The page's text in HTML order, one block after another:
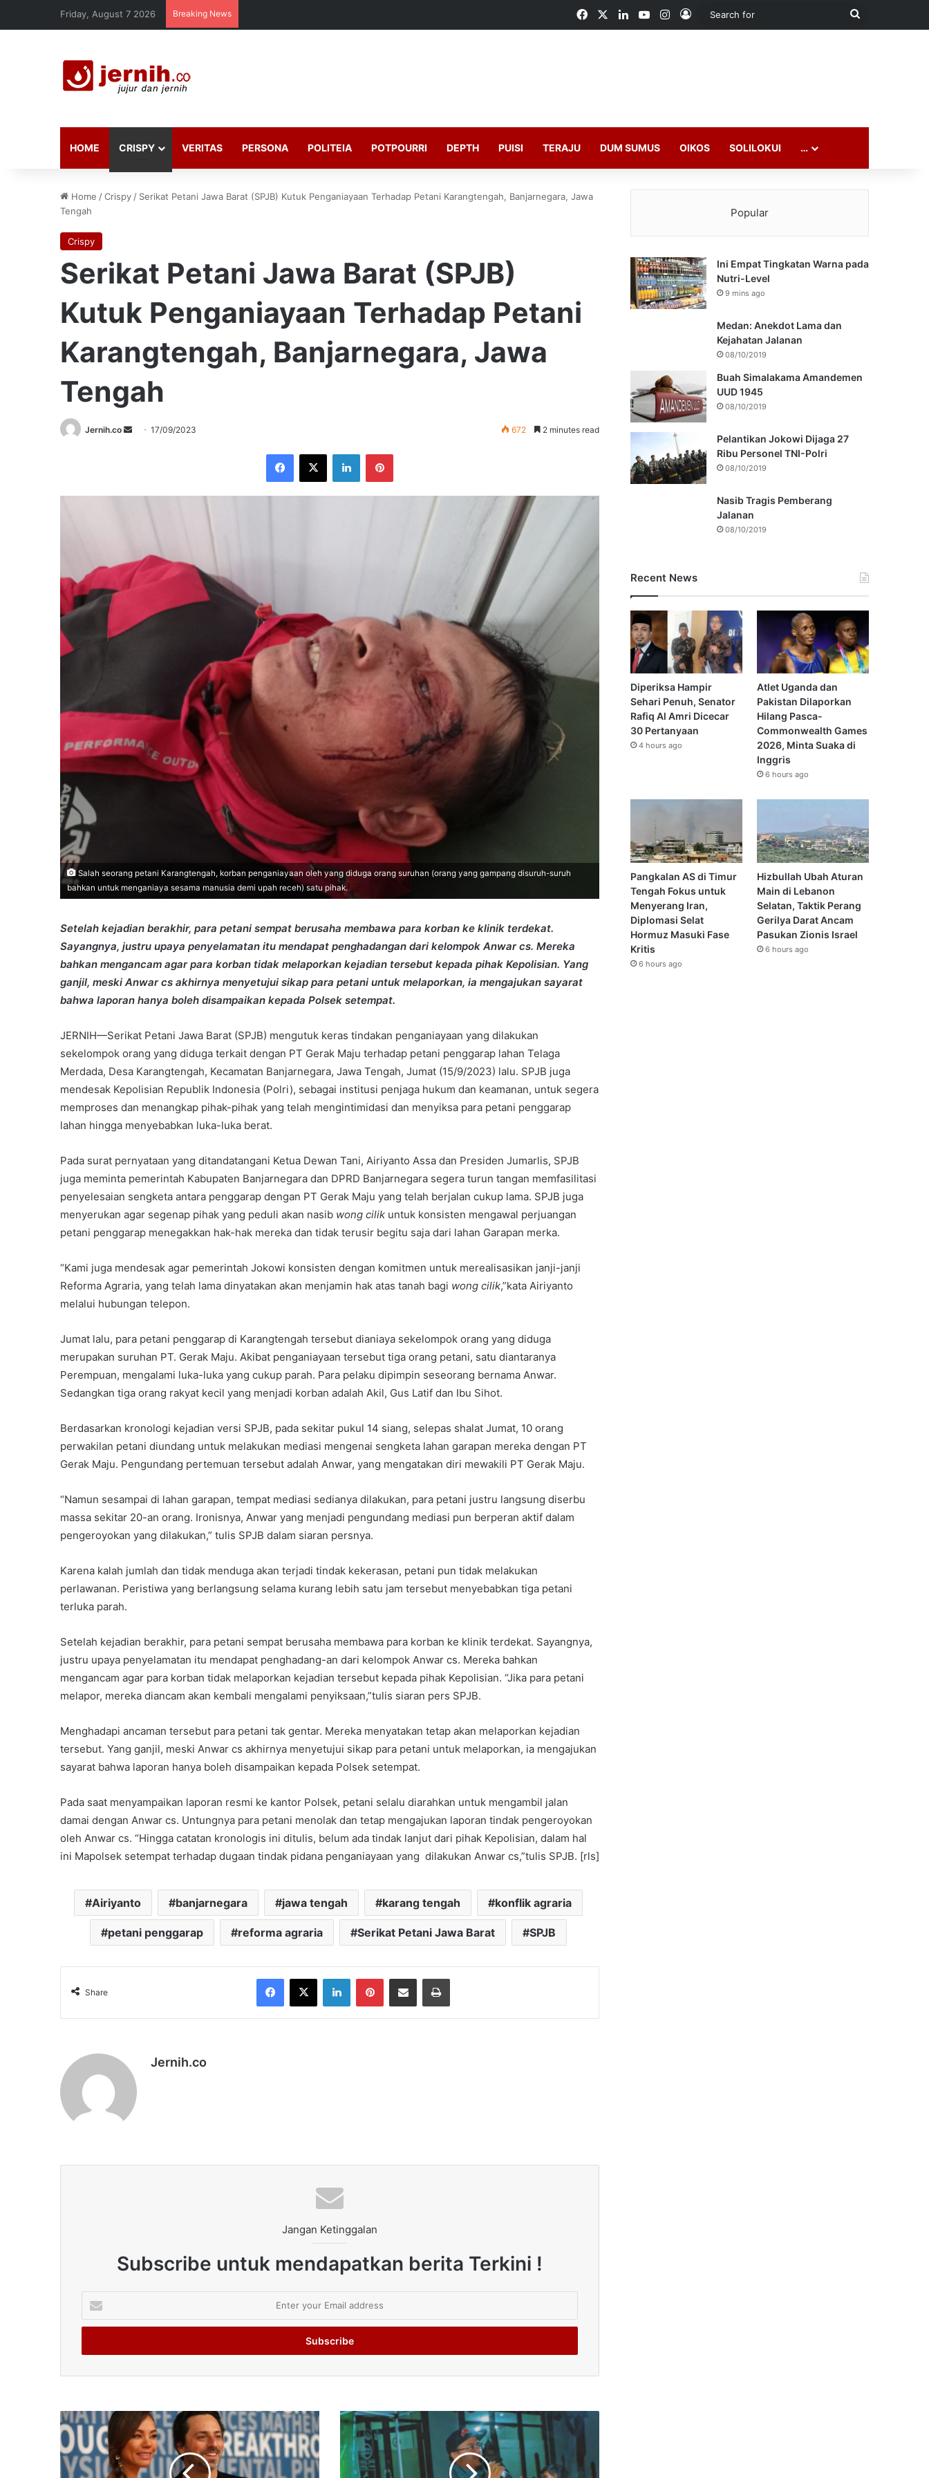
Friday, August 7 2026 Breaking News FacebookLinkedInYouTubeInstagram
Log In
Search
HOME CRISPY VERITAS PERSONA POLITEIA POTPOURRI DEPTH PUISI TERAJU DUM SUMUS OIKOS SOLILOKUI …
Home /Crispy / Serikat Petani Jawa Barat (SPJB) Kutuk Penganiayaan Terhadap Petani Karangtengah, Banjarnegara, Jawa
Tengah
Crispy
Serikat Petani Jawa Barat (SPJB)
Kutuk Penganiayaan Terhadap Petani
Karangtengah, Banjarnegara, Jawa
Tengah
Jernih.co
Send17/09/2023 672 2 minutes read
Facebook
X LinkedInPinterest
Salah seorang petani Karangtengah, korban penganiayaan oleh yang diduga orang suruhan (orang yang gampang disuruh-suruh
bahkan untuk menganiaya sesama manusia demi upah receh) satu pihak.
Setelah kejadian berakhir, para petani sempat berusaha membawa para korban ke klinik terdekat.
Sayangnya, justru upaya penyelamatan itu mendapat penghadangan dari kelompok Anwar cs. Mereka
bahkan mengancam agar para korban tidak melaporkan kejadian tersebut kepada pihak Kepolisian. Yang
ganjil, meski Anwar cs akhirnya menyetujui sikap para petani untuk melaporkan, ia mengajukan sayarat
bahwa laporan hanya boleh disampaikan kepada Polsek setempat.
JERNIH—Serikat Petani Jawa Barat (SPJB) mengutuk keras tindakan penganiayaan yang dilakukan
sekelompok orang yang diduga terkait dengan PT Gerak Maju terhadap petani penggarap lahan Telaga
Merdada, Desa Karangtengah, Kecamatan Banjarnegara, Jawa Tengah, Jumat (15/9/2023) lalu. SPJB juga
mendesak Kepolisian Republik Indonesia (Polri), sebagai institusi penjaga hukum dan keamanan, untuk segera
memproses dan menangkap pihak-pihak yang telah mengintimidasi dan menyiksa para petani penggarap
lahan hingga menyebabkan luka-luka berat.
Pada surat pernyataan yang ditandatangani Ketua Dewan Tani, Airiyanto Assa dan Presiden Jumarlis, SPJB
juga meminta pemerintah Kabupaten Banjarnegara dan DPRD Banjarnegara segera turun tangan memfasilitasi
penyelesaian sengketa antara penggarap dengan PT Gerak Maju yang telah berjalan cukup lama. SPJB juga
menyerukan agar segenap pihak yang peduli akan nasib wong cilik untuk konsisten mengawal perjuangan
petani penggarap menegakkan hak-hak mereka dan tidak terusir begitu saja dari lahan Garapan merka.
“Kami juga mendesak agar pemerintah Jokowi konsisten dengan komitmen untuk merealisasikan janji-janji
Reforma Agraria, yang telah lama dinyatakan akan menjamin hak atas tanah bagi wong cilik,”kata Airiyanto
melalui hubungan telepon.
Jumat lalu, para petani penggarap di Karangtengah tersebut dianiaya sekelompok orang yang diduga
merupakan suruhan PT. Gerak Maju. Akibat penganiayaan tersebut tiga orang petani, satu diantaranya
Perempuan, mengalami luka-luka yang cukup parah. Para pelaku dipimpin seseorang bernama Anwar.
Sedangkan tiga orang rakyat kecil yang menjadi korban adalah Akil, Gus Latif dan Ibu Sihot.
Berdasarkan kronologi kejadian versi SPJB, pada sekitar pukul 14 siang, selepas shalat Jumat, 10 orang
perwakilan petani diundang untuk melakukan mediasi mengenai sengketa lahan garapan mereka dengan PT
Gerak Maju. Pengundang pertemuan tersebut adalah Anwar, yang mengatakan diri mewakili PT Gerak Maju.
“Namun sesampai di lahan garapan, tempat mediasi sedianya dilakukan, para petani justru langsung diserbu
massa sekitar 20-an orang. Ironisnya, Anwar yang menjadi pengundang mediasi pun berperan aktif dalam
pengeroyokan yang dilakukan,” tulis SPJB dalam siaran persnya.
Karena kalah jumlah dan tidak menduga akan terjadi tindak kekerasan, petani pun tidak melakukan
perlawanan. Peristiwa yang berlangsung selama kurang lebih satu jam tersebut menyebabkan tiga petani
terluka parah.
Setelah kejadian berakhir, para petani sempat berusaha membawa para korban ke klinik terdekat. Sayangnya,
justru upaya penyelamatan itu mendapat penghadang-an dari kelompok Anwar cs. Mereka bahkan
mengancam agar para korban tidak melaporkan kejadian tersebut kepada pihak Kepolisian. “Jika para petani
melapor, mereka diancam akan kembali mengalami penyiksaan,”tulis siaran pers SPJB.
Menghadapi ancaman tersebut para petani tak gentar. Mereka menyatakan tetap akan melaporkan kejadian
tersebut. Yang ganjil, meski Anwar cs akhirnya menyetujui sikap para petani untuk melaporkan, ia mengajukan
sayarat bahwa laporan hanya boleh disampaikan kepada Polsek setempat.
Pada saat menyampaikan laporan resmi ke kantor Polsek, petani selalu diarahkan untuk mengambil jalan
damai dengan Anwar cs. Untungnya para petani menolak dan tetap mengajukan laporan tindak pengeroyokan
oleh Anwar cs. “Hingga catatan kronologis ini ditulis, belum ada tindak lanjut dari pihak Kepolisian, dalam hal
ini Mapolsek setempat terhadap dugaan tindak pidana penganiayaan yang dilakukan Anwar cs,”tulis SPJB. [rls]
Airiyanto banjarnegara jawa tengah karang tengah konflik agraria
petani penggarap reforma agraria Serikat Petani Jawa Barat SPJB
Share
Facebook
X LinkedInPinterestShare via Email Print
Jernih.co
Jangan Ketinggalan
Subscribe untuk mendapatkan berita Terkini !
your
Email
Popular
Ini Empat Tingkatan Warna pada
Nutri-Level
9 mins ago
Medan: Anekdot Lama dan
Kejahatan Jalanan
08/10/2019
Buah Simalakama Amandemen
UUD 1945
08/10/2019
Pelantikan Jokowi Dijaga 27
Ribu Personel TNI-Polri
08/10/2019
Nasib Tragis Pemberang
Jalanan
08/10/2019
Recent News
Diperiksa Hampir
Sehari Penuh, Senator
Rafiq Al Amri Dicecar
30 Pertanyaan
4 hours ago
Atlet Uganda dan
Pakistan Dilaporkan
Hilang Pasca-
Commonwealth Games
2026, Minta Suaka di
Inggris
6 hours ago
Pangkalan AS di Timur
Tengah Fokus untuk
Menyerang Iran,
Diplomasi Selat
Hormuz Masuki Fase
Kritis
6 hours ago
Hizbullah Ubah Aturan
Main di Lebanon
Selatan, Taktik Perang
Gerilya Darat Ancam
Pasukan Zionis Israel
6 hours ago